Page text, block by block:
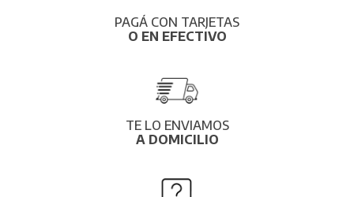
PAGÁ CON TARJETAS
O EN EFECTIVO
TE LO ENVIAMOS
A DOMICILIO